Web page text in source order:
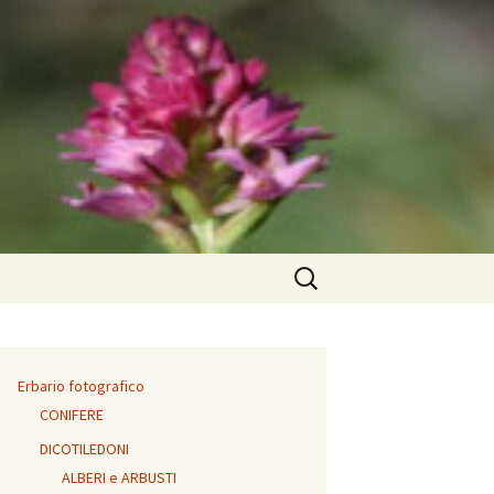
Ricerca
per:
Erbario fotografico
CONIFERE
DICOTILEDONI
ALBERI e ARBUSTI